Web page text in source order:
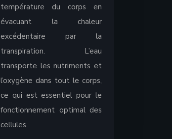
température du corps en
évacuant la chaleur
excédentaire par la
transpiration. L’eau
transporte les nutriments et
l’oxygène dans tout le corps,
ce qui est essentiel pour le
fonctionnement optimal des
cellules.